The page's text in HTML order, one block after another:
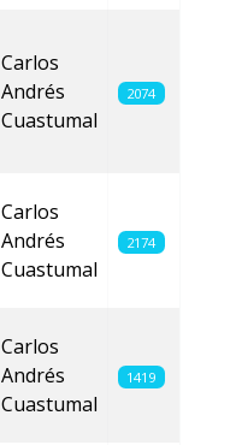
Carlos
Andrés
Cuastumal
2074
Carlos
Andrés
Cuastumal
2174
Carlos
Andrés
Cuastumal
1419